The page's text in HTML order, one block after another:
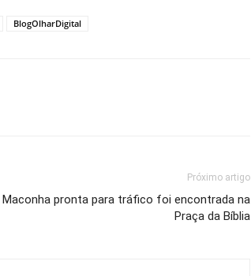
BlogOlharDigital
Próximo artigo
Maconha pronta para tráfico foi encontrada na
Praça da Bíblia